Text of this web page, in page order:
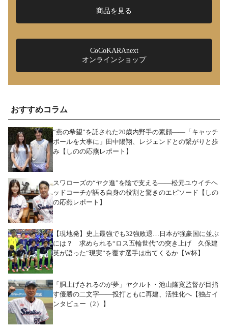
商品を見る
CoCoKARAnext
オンラインショップ
おすすめコラム
“燕の希望”を託された20歳内野手の素顔――「キャッチ
ボールを大事に」田中陽翔、レジェンドとの繋がりと歩
み【しのの応燕レポート】
スワローズの“ヤク進”を陰で支える――松元ユウイチヘ
ッドコーチが語る自身の役割と驚きのエピソード【しの
の応燕レポート】
【現地発】史上最強でも32強敗退…日本が強豪国に並ぶ
には？ 求められる“ロス五輪世代”の突き上げ 久保建
英が語った“現実”を覆す選手は出てくるか【W杯】
「胴上げされるのが夢」ヤクルト・池山隆寛監督が目指
す優勝の二文字――投打ともに再建、活性化へ【独占イ
ンタビュー（2）】